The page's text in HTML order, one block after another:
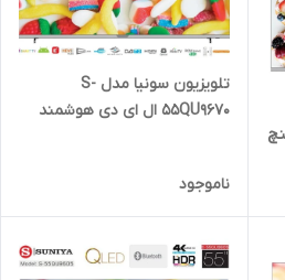
سونیا 50 اینچ
تلویزیون سونیا مدل S-
55QU9670 ال ای دی هوشمند
ناموجود